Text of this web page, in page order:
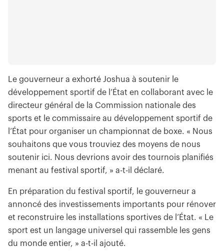
Le gouverneur a exhorté Joshua à soutenir le
développement sportif de l’État en collaborant avec le
directeur général de la Commission nationale des
sports et le commissaire au développement sportif de
l’État pour organiser un championnat de boxe. « Nous
souhaitons que vous trouviez des moyens de nous
soutenir ici. Nous devrions avoir des tournois planifiés
menant au festival sportif, » a-t-il déclaré.
En préparation du festival sportif, le gouverneur a
annoncé des investissements importants pour rénover
et reconstruire les installations sportives de l’État. « Le
sport est un langage universel qui rassemble les gens
du monde entier, » a-t-il ajouté.